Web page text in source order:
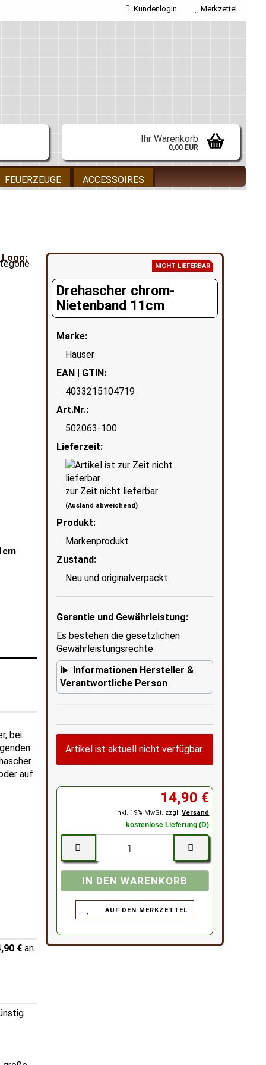
Kundenlogin
Konto erstellen
Passwort vergessen?
Merkzettel
Ihr Warenkorb
0,00 EUR
FEUERZEUGE ACCESSOIRES
NICHT LIEFERBAR
Drehascher chrom-
Nietenband 11cm
Marke:
Hauser
EAN | GTIN:
4033215104719
Art.Nr.:
502063-100
Lieferzeit:
zur Zeit nicht lieferbar
(Ausland abweichend)
Produkt:
Markenprodukt
Zustand:
Neu und originalverpackt
Garantie und Gewährleistung:
Es bestehen die gesetzlichen
Gewährleistungsrechte
Informationen Hersteller &
Verantwortliche Person
Artikel ist aktuell nicht verfügbar.
14,90 €
inkl. 19% MwSt. zzgl.Versand
kostenlose Lieferung (D)
AUF DEN MERKZETTEL
bei
auf
€ an.